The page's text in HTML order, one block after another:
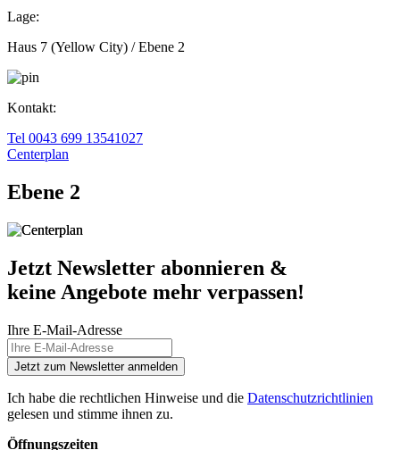
Lage:
Haus 7 (Yellow City) / Ebene 2
Kontakt:
Tel 0043 699 13541027
Centerplan
Ebene 2
Jetzt Newsletter abonnieren &
keine Angebote mehr verpassen!
Ihre E-Mail-Adresse
Jetzt zum Newsletter anmelden
Ich habe die rechtlichen Hinweise und die Datenschutzrichtlinien
gelesen und stimme ihnen zu.
Öffnungszeiten